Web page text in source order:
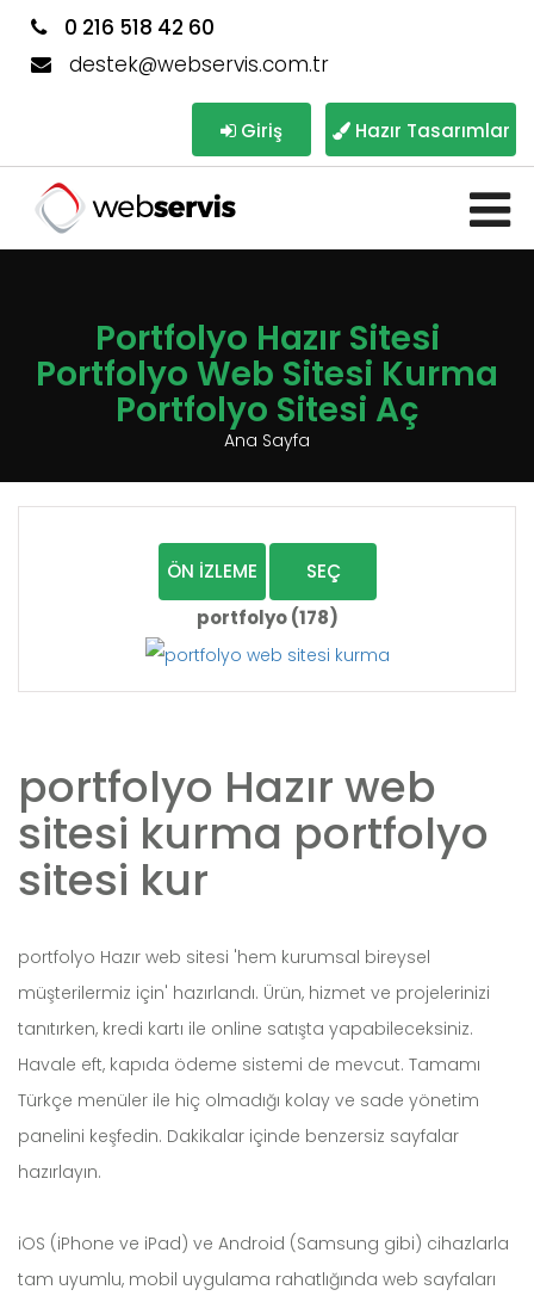
0 216 518 42 60
destek@webservis.com.tr
Hazır Tasarımlar
Giriş
Portfolyo Hazır Sitesi
Portfolyo Web Sitesi Kurma
Portfolyo Sitesi Aç
Ana Sayfa
ÖN İZLEME
SEÇ
portfolyo (178)
portfolyo Hazır web
sitesi kurma portfolyo
sitesi kur
portfolyo Hazır web sitesi 'hem kurumsal bireysel
müşterilermiz için' hazırlandı. Ürün, hizmet ve projelerinizi
tanıtırken, kredi kartı ile online satışta yapabileceksiniz.
Havale eft, kapıda ödeme sistemi de mevcut. Tamamı
Türkçe menüler ile hiç olmadığı kolay ve sade yönetim
panelini keşfedin. Dakikalar içinde benzersiz sayfalar
hazırlayın.
iOS (iPhone ve iPad) ve Android (Samsung gibi) cihazlarla
tam uyumlu, mobil uygulama rahatlığında web sayfaları